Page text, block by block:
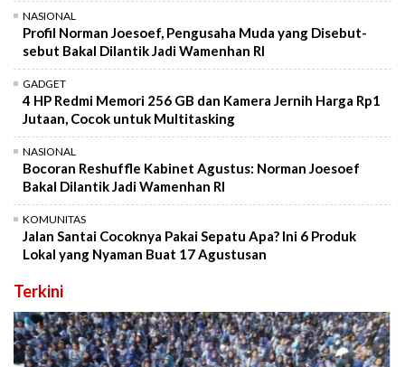
NASIONAL
Profil Norman Joesoef, Pengusaha Muda yang Disebut-
sebut Bakal Dilantik Jadi Wamenhan RI
GADGET
4 HP Redmi Memori 256 GB dan Kamera Jernih Harga Rp1
Jutaan, Cocok untuk Multitasking
NASIONAL
Bocoran Reshuffle Kabinet Agustus: Norman Joesoef
Bakal Dilantik Jadi Wamenhan RI
KOMUNITAS
Jalan Santai Cocoknya Pakai Sepatu Apa? Ini 6 Produk
Lokal yang Nyaman Buat 17 Agustusan
Terkini